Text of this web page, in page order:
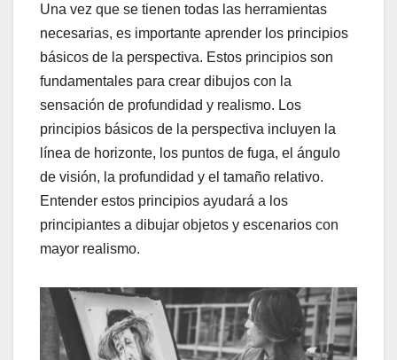
Una vez que se tienen todas las herramientas
necesarias, es importante aprender los principios
básicos de la perspectiva. Estos principios son
fundamentales para crear dibujos con la
sensación de profundidad y realismo. Los
principios básicos de la perspectiva incluyen la
línea de horizonte, los puntos de fuga, el ángulo
de visión, la profundidad y el tamaño relativo.
Entender estos principios ayudará a los
principiantes a dibujar objetos y escenarios con
mayor realismo.